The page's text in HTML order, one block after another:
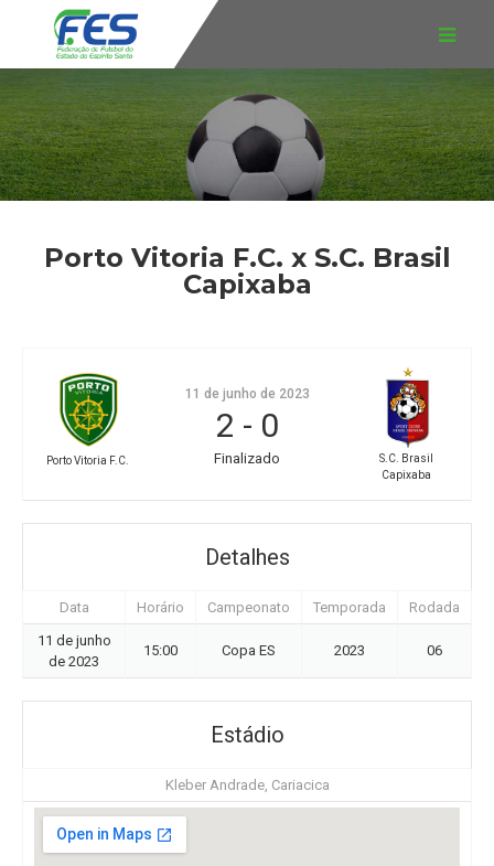
Porto Vitoria F.C. x S.C. Brasil
Capixaba
Porto Vitoria F.C.
S.C. Brasil
Capixaba
11 de junho de 2023
2 - 0
Finalizado
Detalhes
Data Horário Campeonato Temporada
Rodada
11 de junho
de 2023
15:00 Copa ES 2023 06
Estádio
Kleber Andrade, Cariacica